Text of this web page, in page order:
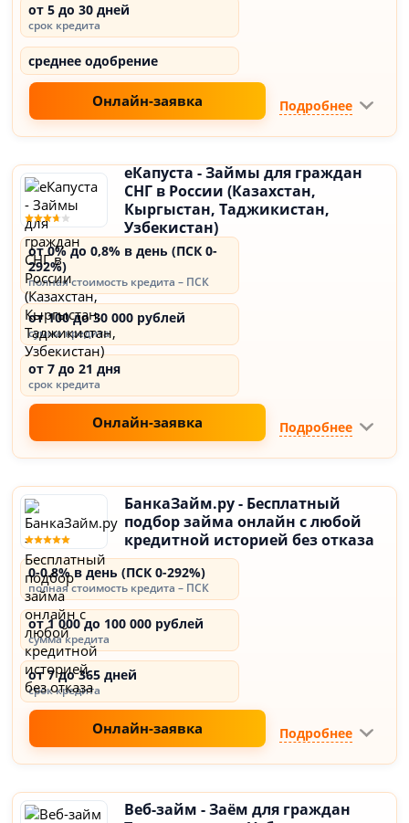
от 5 до 30 дней
срок кредита
среднее одобрение
Онлайн-заявка Подробнее
еКапуста - Займы для граждан
СНГ в России (Казахстан,
Кыргыстан, Таджикистан,
Узбекистан)
от 0% до 0,8% в день (ПСК 0-
292%)
полная стоимость кредита – ПСК
от 100 до 30 000 рублей
сумма кредита
от 7 до 21 дня
срок кредита
Онлайн-заявка Подробнее
БанкаЗайм.ру - Бесплатный
подбор займа онлайн с любой
кредитной историей без отказа
0-0.8% в день (ПСК 0-292%)
полная стоимость кредита – ПСК
от 1 000 до 100 000 рублей
сумма кредита
от 7 до 365 дней
срок кредита
Онлайн-заявка Подробнее
Веб-займ - Заём для граждан